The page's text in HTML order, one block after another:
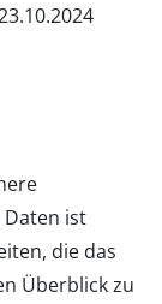
ist
die das
Überblick zu